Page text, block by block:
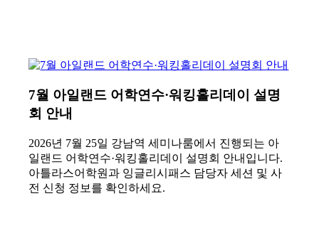
7월 아일랜드 어학연수·워킹홀리데이 설명
회 안내
2026년 7월 25일 강남역 세미나룸에서 진행되는 아
일랜드 어학연수·워킹홀리데이 설명회 안내입니다.
아틀라스어학원과 잉글리시패스 담당자 세션 및 사
전 신청 정보를 확인하세요.